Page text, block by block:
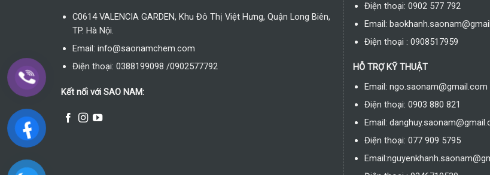
C0614 VALENCIA GARDEN, Khu Đô Thị Việt Hưng, Quận Long Biên,
TP. Hà Nội.
Email: info@saonamchem.com
Điện thoại: 0388199098 /0902577792
Kết nối với SAO NAM:
Điện thoại: 0902 577 792
Email:
Điện thoại : 0908517959
HỖ TRỢ KỸ THUẬT
Email: ngo.saonam@gmail.com
Điện thoại: 0903 880 821
Email:
Điện thoại: 077 909 5795